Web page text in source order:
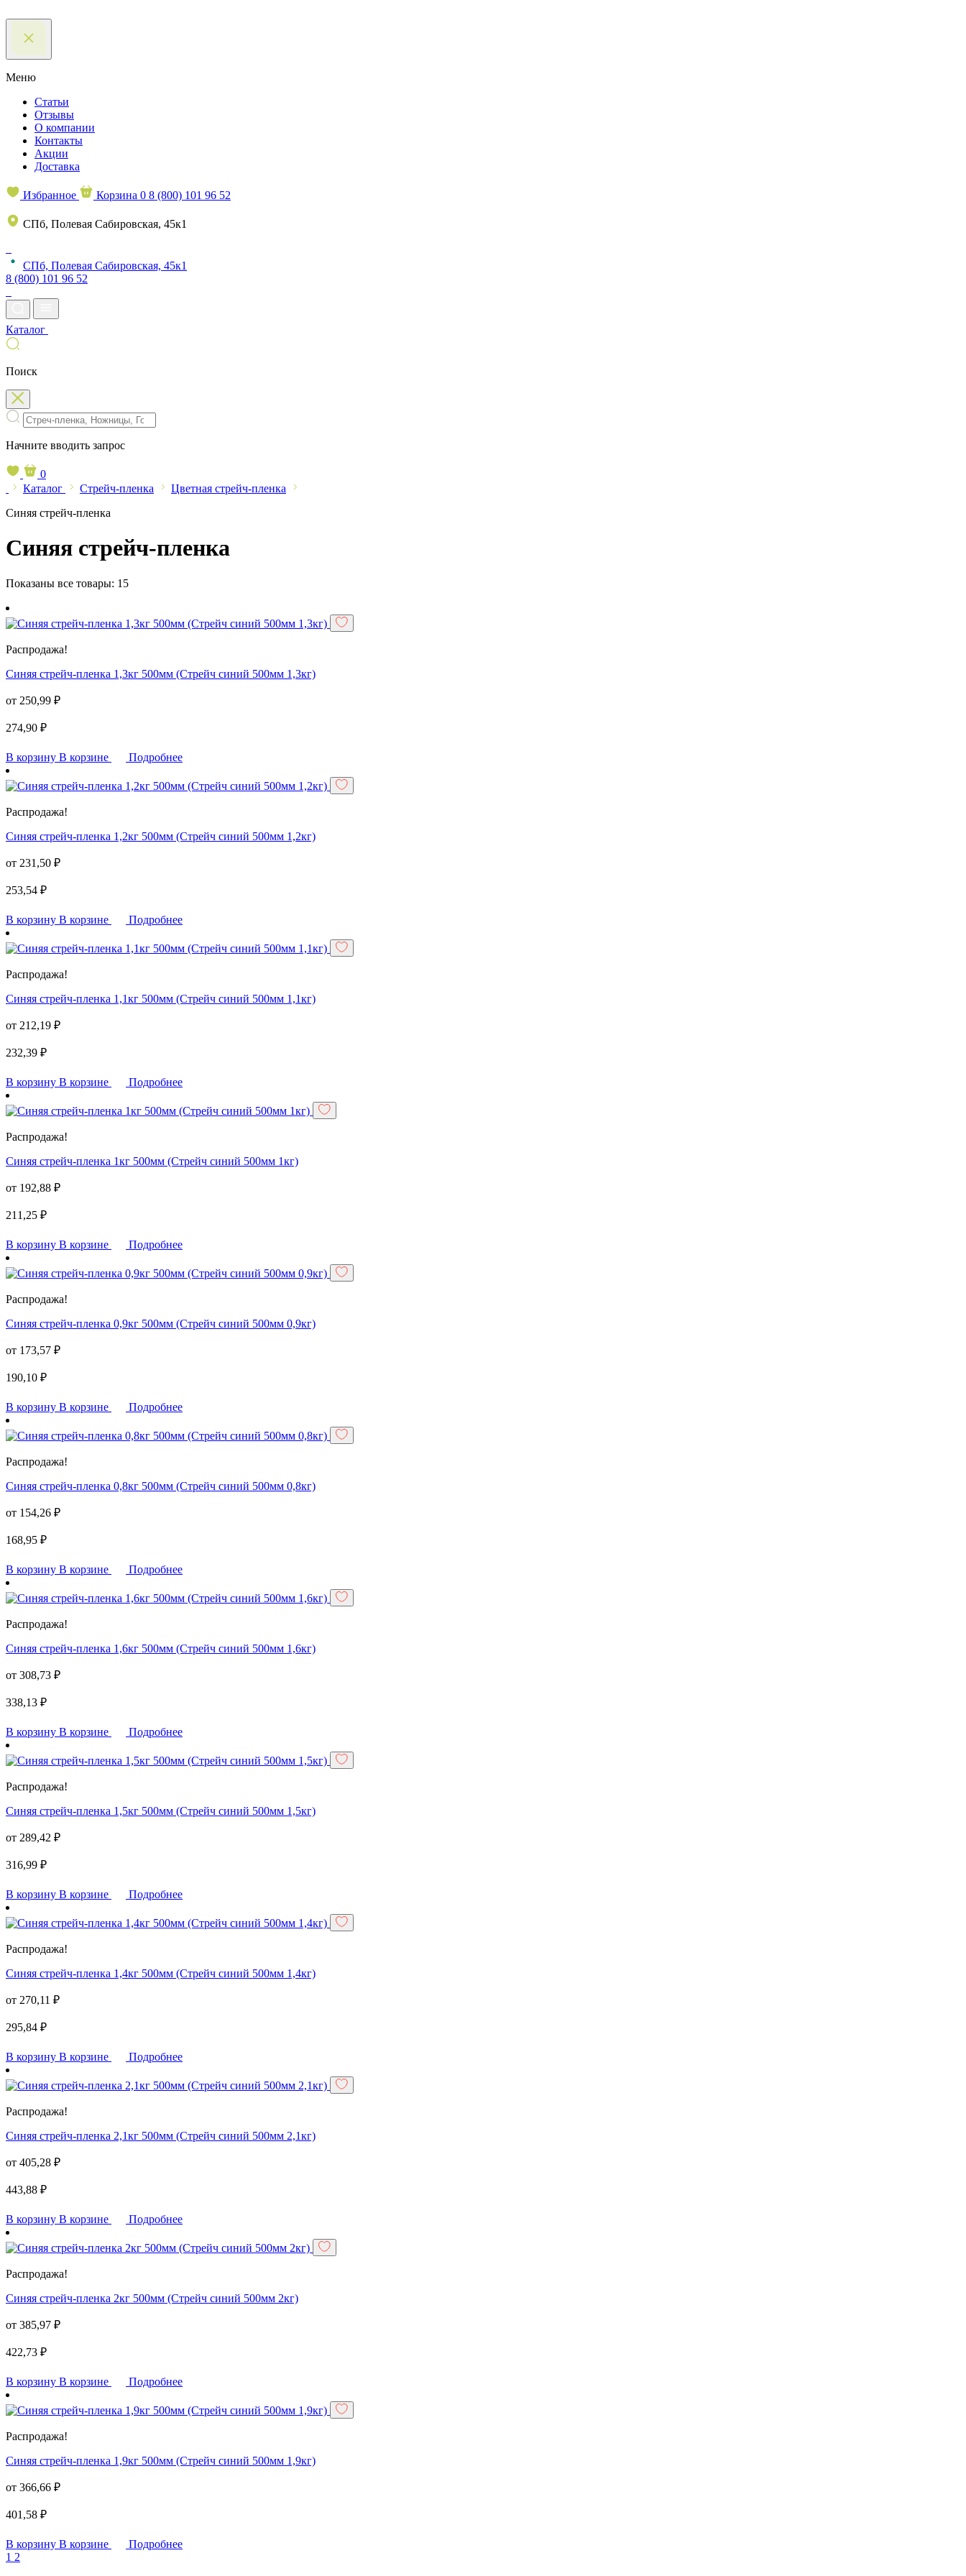
Меню
Статьи
Отзывы
О компании
Контакты
Акции
Доставка
Избранное Корзина 0 8 (800) 101 96 52
СПб, Полевая Сабировская, 45к1
СПб, Полевая Сабировская, 45к1
8 (800) 101 96 52
Каталог
Поиск
Начните вводить запрос
0
Каталог
Стрейч-пленка
Цветная стрейч-пленка
Синяя стрейч-пленка
Синяя стрейч-пленка
Показаны все товары: 15
Распродажа!
Синяя стрейч-пленка 1,3кг 500мм (Стрейч синий 500мм 1,3кг)
от 250,99 ₽
274,90 ₽
В корзину В корзине Подробнее
Распродажа!
Синяя стрейч-пленка 1,2кг 500мм (Стрейч синий 500мм 1,2кг)
от 231,50 ₽
253,54 ₽
В корзину В корзине Подробнее
Распродажа!
Синяя стрейч-пленка 1,1кг 500мм (Стрейч синий 500мм 1,1кг)
от 212,19 ₽
232,39 ₽
В корзину В корзине Подробнее
Распродажа!
Синяя стрейч-пленка 1кг 500мм (Стрейч синий 500мм 1кг)
от 192,88 ₽
211,25 ₽
В корзину В корзине Подробнее
Распродажа!
Синяя стрейч-пленка 0,9кг 500мм (Стрейч синий 500мм 0,9кг)
от 173,57 ₽
190,10 ₽
В корзину В корзине Подробнее
Распродажа!
Синяя стрейч-пленка 0,8кг 500мм (Стрейч синий 500мм 0,8кг)
от 154,26 ₽
168,95 ₽
В корзину В корзине Подробнее
Распродажа!
Синяя стрейч-пленка 1,6кг 500мм (Стрейч синий 500мм 1,6кг)
от 308,73 ₽
338,13 ₽
В корзину В корзине Подробнее
Распродажа!
Синяя стрейч-пленка 1,5кг 500мм (Стрейч синий 500мм 1,5кг)
от 289,42 ₽
316,99 ₽
В корзину В корзине Подробнее
Распродажа!
Синяя стрейч-пленка 1,4кг 500мм (Стрейч синий 500мм 1,4кг)
от 270,11 ₽
295,84 ₽
В корзину В корзине Подробнее
Распродажа!
Синяя стрейч-пленка 2,1кг 500мм (Стрейч синий 500мм 2,1кг)
от 405,28 ₽
443,88 ₽
В корзину В корзине Подробнее
Распродажа!
Синяя стрейч-пленка 2кг 500мм (Стрейч синий 500мм 2кг)
от 385,97 ₽
422,73 ₽
В корзину В корзине Подробнее
Распродажа!
Синяя стрейч-пленка 1,9кг 500мм (Стрейч синий 500мм 1,9кг)
от 366,66 ₽
401,58 ₽
В корзину В корзине
Подробнее
1 2